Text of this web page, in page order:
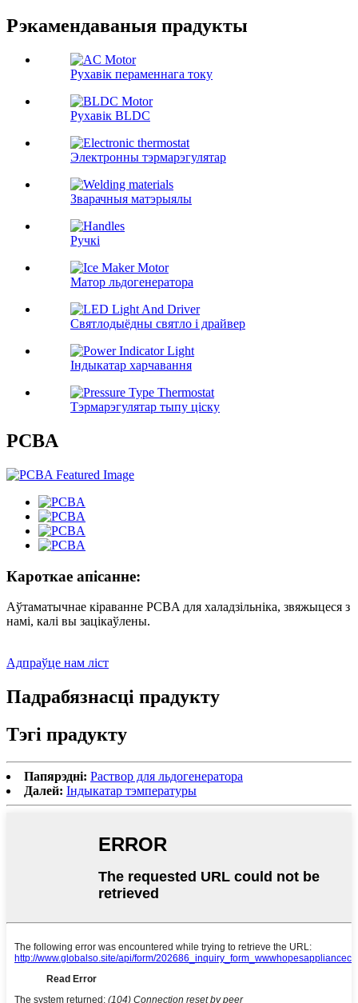
Рэкамендаваныя прадукты
Рухавік пераменнага току
Рухавік BLDC
Электронны тэрмарэгулятар
Зварачныя матэрыялы
Ручкі
Матор льдогенератора
Святлодыёдны святло і драйвер
Індыкатар харчавання
Тэрмарэгулятар тыпу ціску
PCBA
Кароткае апісанне:
Аўтаматычнае кіраванне PCBA для халадзільніка, звяжыцеся з
намі, калі вы зацікаўлены.
Адпраўце нам ліст
Падрабязнасці прадукту
Тэгі прадукту
Папярэдні: Раствор для льдогенератора
Далей: Індыкатар тэмпературы